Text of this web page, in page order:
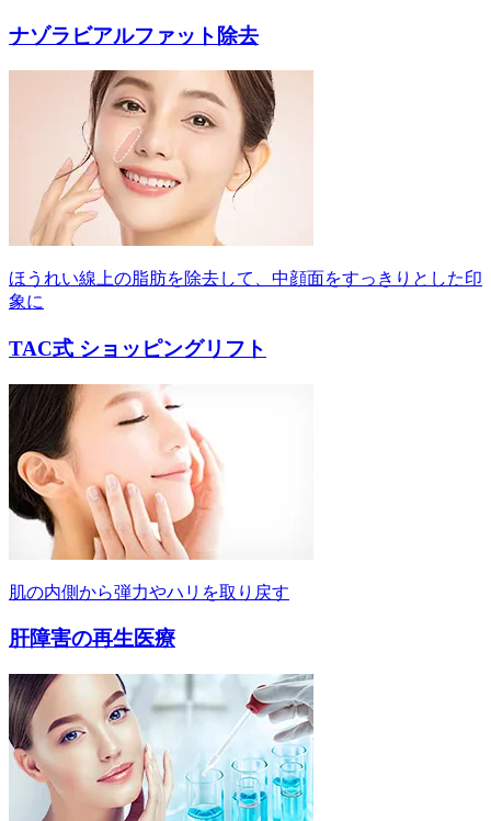
ナゾラビアルファット除去
ほうれい線上の脂肪を除去して、中顔面をすっきりとした印
象に
TAC式 ショッピングリフト
肌の内側から弾力やハリを取り戻す
肝障害の再生医療